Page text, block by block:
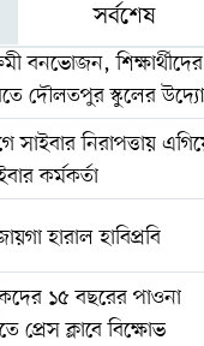
সর্বশেষ
বনভোজন, শিক্ষার্থীদের
দৌলতপুর স্কুলের
নিরাপত্তায়
কর্মকর্তা
হারাল হাবিপ্রবি
১৫ বছরের পাওনা
প্রেস ক্লাবে বিক্ষোভ